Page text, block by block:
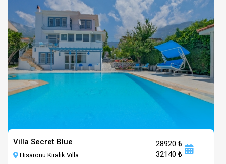
Villa Secret Blue
Hisarönü Kiralık Villa
28920 ₺
32140 ₺